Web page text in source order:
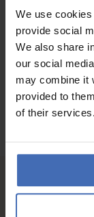
We use
provide social
We also share
our social
may combine it
provided to
of their services.
AUX AVIS DES